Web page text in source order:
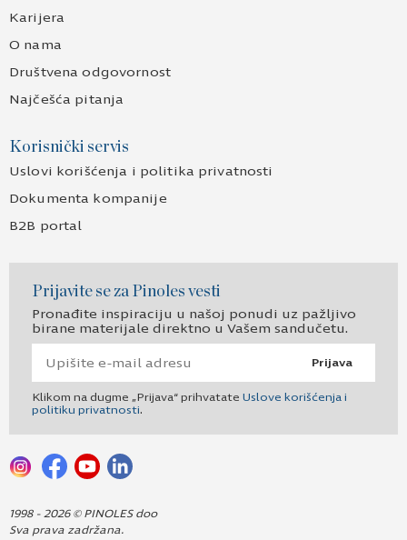
Karijera
O nama
Društvena odgovornost
Najčešća pitanja
Korisnički servis
Uslovi korišćenja i politika privatnosti
Dokumenta kompanije
B2B portal
Prijavite se za Pinoles vesti
Pronađite inspiraciju u našoj ponudi uz pažljivo
birane materijale direktno u Vašem sandučetu.
Prijava
Klikom na dugme „Prijava“ prihvatate Uslove korišćenja i
politiku privatnosti.
1998 - 2026 © PINOLES doo
Sva prava zadržana.